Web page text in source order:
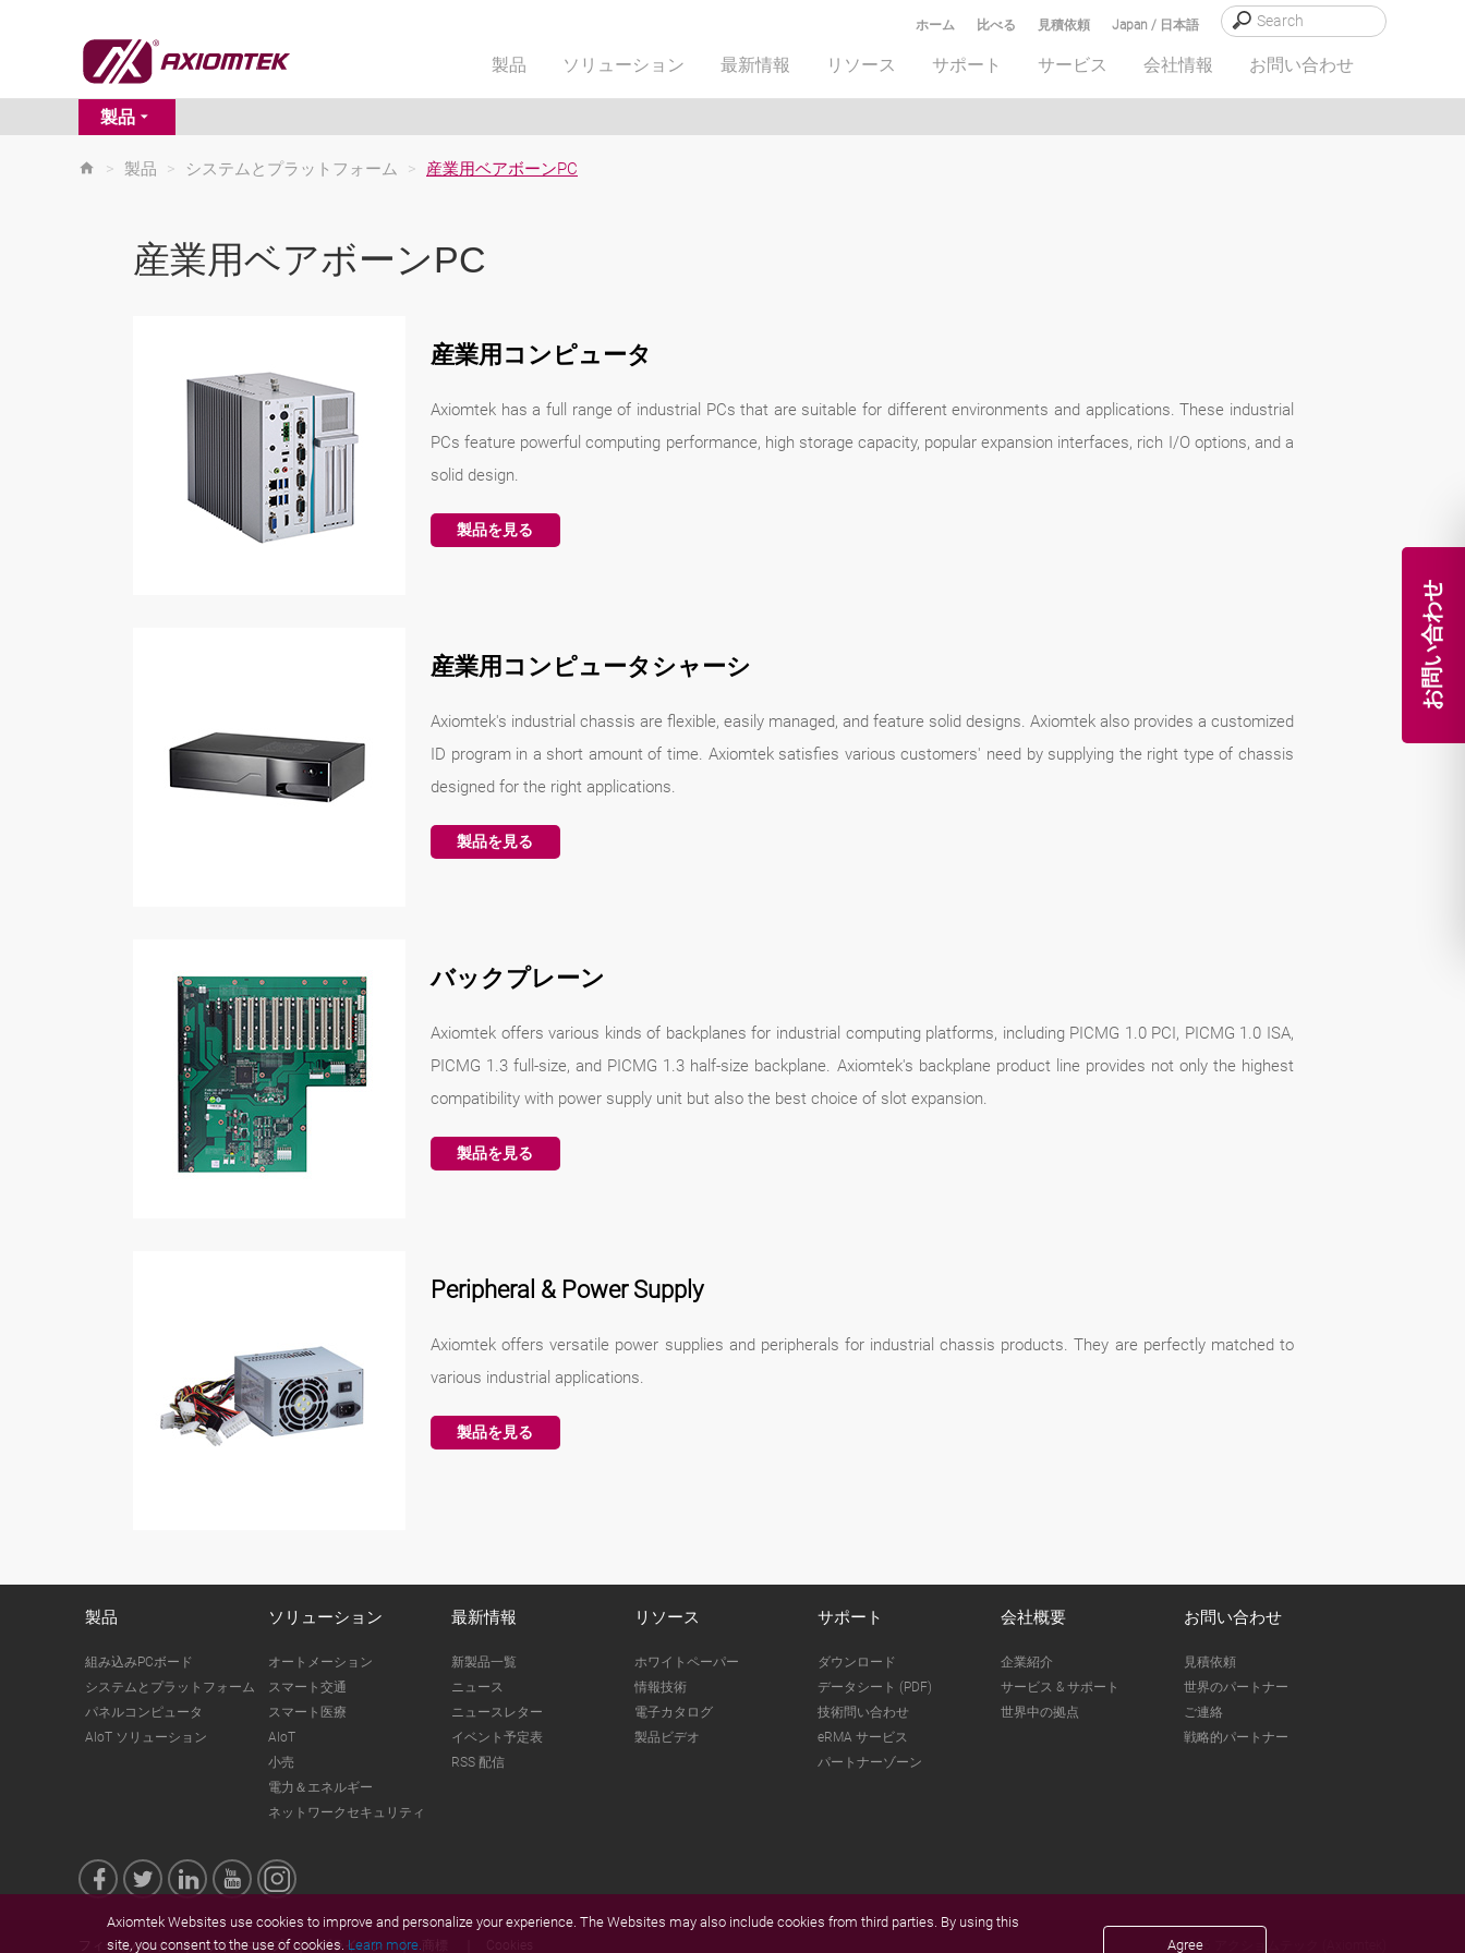
お問い合わせ
Japan / 日本語
見積依頼
比べる
ホーム
製品 ソリューション 最新情報 リソース サポート サービス 会社情報 お問い合わせ
製品
> 製品 > システムとプラットフォーム > 産業用ベアボーンPC
産業用ベアボーンPC
産業用コンピュータ
Axiomtek has a full range of industrial PCs that are suitable for different environments and applications. These industrial
PCs feature powerful computing performance, high storage capacity, popular expansion interfaces, rich I/O options, and a
solid design.
製品を見る
産業用コンピュータシャーシ
Axiomtek's industrial chassis are flexible, easily managed, and feature solid designs. Axiomtek also provides a customized
ID program in a short amount of time. Axiomtek satisfies various customers' need by supplying the right type of chassis
designed for the right applications.
製品を見る
バックプレーン
Axiomtek offers various kinds of backplanes for industrial computing platforms, including PICMG 1.0 PCI, PICMG 1.0 ISA,
PICMG 1.3 full-size, and PICMG 1.3 half-size backplane. Axiomtek's backplane product line provides not only the highest
compatibility with power supply unit but also the best choice of slot expansion.
製品を見る
Peripheral & Power Supply
Axiomtek offers versatile power supplies and peripherals for industrial chassis products. They are perfectly matched to
various industrial applications.
製品を見る
製品
組み込みPCボード
システムとプラットフォーム
パネルコンピュータ
AIoT ソリューション
ソリューション
オートメーション
スマート交通
スマート医療
AIoT
小売
電力＆エネルギー
ネットワークセキュリティ
最新情報
新製品一覧
ニュース
ニュースレター
イベント予定表
RSS 配信
リソース
ホワイトペーパー
情報技術
電子カタログ
製品ビデオ
サポート
ダウンロード
データシート (PDF)
技術問い合わせ
eRMA サービス
パートナーゾーン
会社概要
企業紹介
サービス & サポート
世界中の拠点
お問い合わせ
見積依頼
世界のパートナー
ご連絡
戦略的パートナー
フィードバック サイトマップ プライバシ © 2026 アクショムテック (Axiomtek)
Axiomtek Websites use cookies to improve and personalize your experience. The Websites may also include cookies from third parties. By using this
site, you consent to the use of cookies. Learn more. Agree